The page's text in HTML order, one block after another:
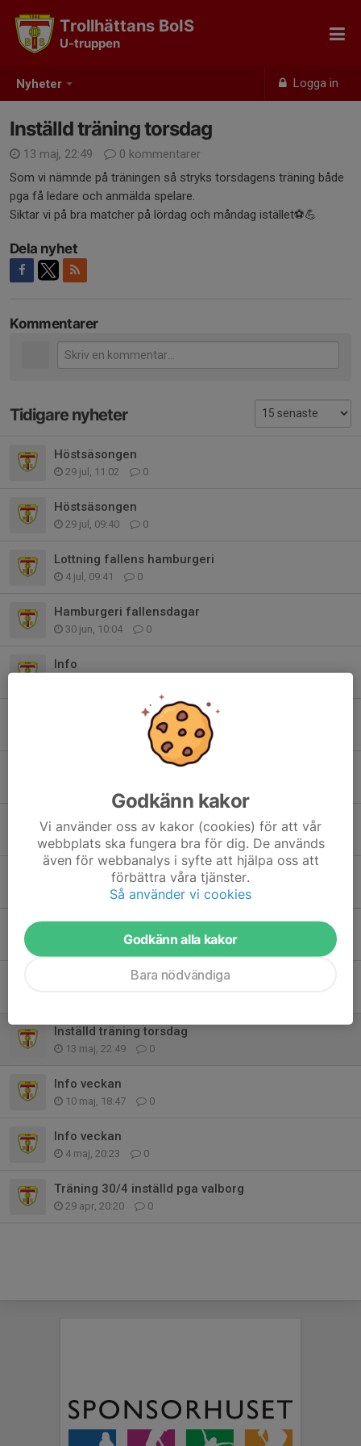
Nyheter Logga in
Trollhättans BoIS
U-truppen
Inställd träning torsdag
13 maj, 22:49
0 kommentarer
Som vi nämnde på träningen så stryks torsdagens träning både
pga få ledare och anmälda spelare.
Siktar vi på bra matcher på lördag och måndag istället⚽️💪
Dela nyhet
Kommentarer
Tidigare nyheter
Höstsäsongen
29 jul, 11:02 0
Höstsäsongen
29 jul, 09:40 0
Lottning fallens hamburgeri
4 jul, 09:41 0
Hamburgeri fallensdagar
30 jun, 10:04 0
Info
0
Inställd träning onsdag
Inställd match
9 jun, 15:24 0
Match inställd
5 jun, 19:21 0
INFO
0
Inställd träning torsdag
13 maj, 22:49 0
Info veckan
10 maj, 18:47 0
Info veckan
4 maj, 20:23 0
Träning 30/4 inställd pga valborg
29 apr, 20:20 0
Godkänn kakor
Vi använder oss av kakor (cookies) för att vår
webbplats ska fungera bra för dig. De används
även för webbanalys i syfte att hjälpa oss att
förbättra våra tjänster.
Så använder vi cookies
Godkänn alla kakor
Bara nödvändiga